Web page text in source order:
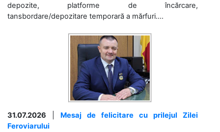
depozite, platforme de încărcare,
tansbordare/depozitare temporară a mărfuri....
31.07.2026
Mesaj de felicitare cu prilejul Zilei
Feroviarului